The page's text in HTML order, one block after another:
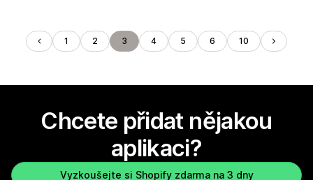
1 2 3 4 5 6 10
Chcete přidat nějakou
aplikaci?
Vyzkoušejte si Shopify zdarma na 3 dny